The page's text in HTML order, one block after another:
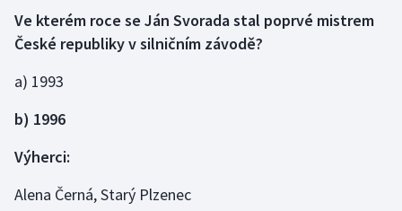
Futsal
Golf
Ve kterém roce se Ján Svorada stal poprvé mistrem
České republiky v silničním závodě?
a) 1993
b) 1996
Výherci:
Alena Černá, Starý Plzenec